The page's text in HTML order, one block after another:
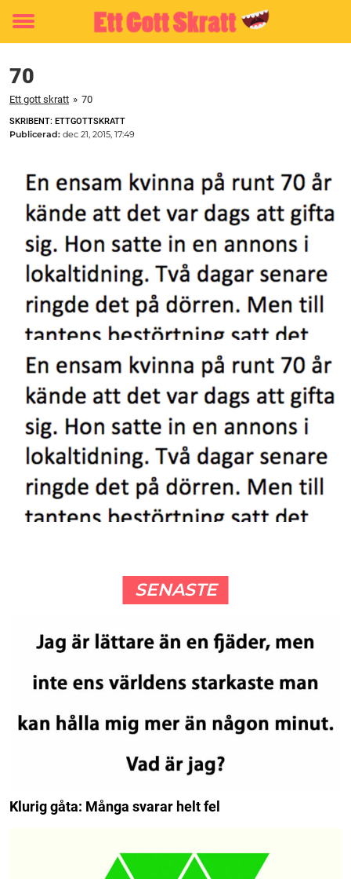
Toggle
70
Ett gott skratt » 70
SKRIBENT: ETTGOTTSKRATT
Publicerad: dec 21, 2015, 17:49
SENASTE
Klurig gåta: Många svarar helt fel